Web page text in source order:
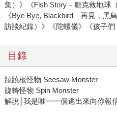
集）》《Fish Story－龐克救地球
《Bye Bye, Blackbird—再見，黑
訪談紀錄）》《陀螺儀》《孩子們
目錄
蹺蹺板怪物 Seesaw Monster
旋轉怪物 Spin Monster
解說│我是唯一一個逃出來向你報